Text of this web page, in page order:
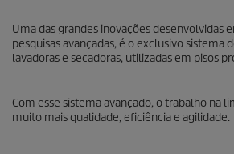
Uma das grandes inovações desenvolvidas
pesquisas avançadas, é o exclusivo sistema
lavadoras e secadoras, utilizadas em pisos
Com esse sistema avançado, o trabalho na
muito mais qualidade, eficiência e agilidade.